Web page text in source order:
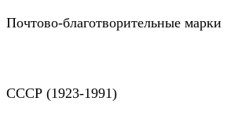
Почтово-благотворительные марки
СССР (1923-1991)